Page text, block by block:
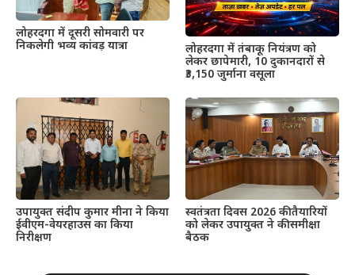
लोहरदगा में दूसरी सोमवारी पर
निकलेगी भव्य कांवड़ यात्रा
लोहरदगा में तंबाकू नियंत्रण को
लेकर छापेमारी, 10 दुकानदारों से
₹3,150 जुर्माना वसूला
उपायुक्त संदीप कुमार मीना ने किया
ईवीएम-वेयरहाउस का किया
निरीक्षण
स्वतंत्रता दिवस 2026 की तैयारियों
को लेकर उपायुक्त ने की समीक्षा
बैठक